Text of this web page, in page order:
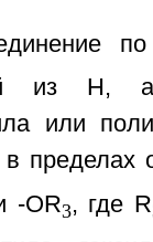
из Н,
или
в пределах
-OR3, где R